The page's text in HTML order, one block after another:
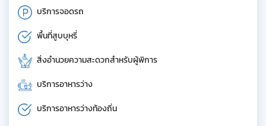
บริการจอดรถ
พื้นที่สูบบุหรี่
สิ่งอำนวยความสะดวกสำหรับผู้พิการ
บริการอาหารว่าง
บริการอาหารว่างท้องถิ่น